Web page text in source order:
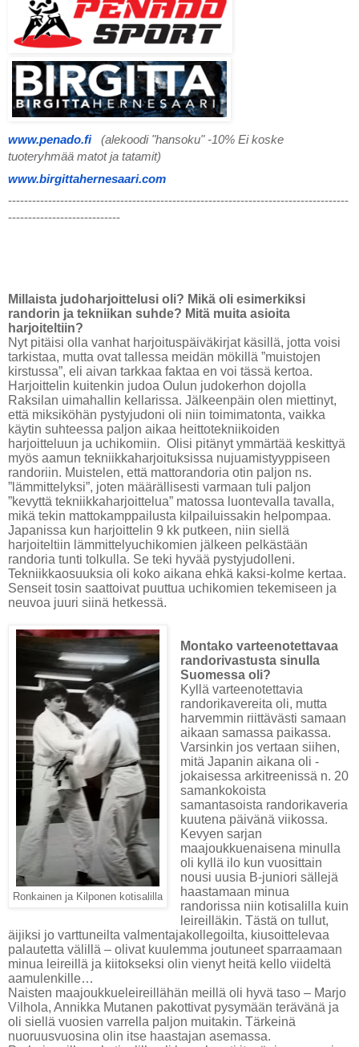
www.penado.fi
(alekoodi "hansoku" -10% Ei koske
tuoteryhmää matot ja tatamit)
www.birgittahernesaari.com
-------------------------------------------------------------------------------------
----------------------------
Millaista judoharjoittelusi oli? Mikä oli esimerkiksi
randorin ja tekniikan suhde? Mitä muita asioita
harjoiteltiin?
Nyt pitäisi olla vanhat harjoituspäiväkirjat käsillä, jotta voisi
tarkistaa, mutta ovat tallessa meidän mökillä ”muistojen
kirstussa”, eli aivan tarkkaa faktaa en voi tässä kertoa.
Harjoittelin kuitenkin judoa Oulun judokerhon dojolla
Raksilan uimahallin kellarissa. Jälkeenpäin olen miettinyt,
että miksiköhän pystyjudoni oli niin toimimatonta, vaikka
käytin suhteessa paljon aikaa heittotekniikoiden
harjoitteluun ja uchikomiin. Olisi pitänyt ymmärtää keskittyä
myös aamun tekniikkaharjoituksissa nujuamistyyppiseen
randoriin. Muistelen, että mattorandoria otin paljon ns.
”lämmittelyksi”, joten määrällisesti varmaan tuli paljon
”kevyttä tekniikkaharjoittelua” matossa luontevalla tavalla,
mikä tekin mattokamppailusta kilpailuissakin helpompaa.
Japanissa kun harjoittelin 9 kk putkeen, niin siellä
harjoiteltiin lämmittelyuchikomien jälkeen pelkästään
randoria tunti tolkulla. Se teki hyvää pystyjudolleni.
Tekniikkaosuuksia oli koko aikana ehkä kaksi-kolme kertaa.
Senseit tosin saattoivat puuttua uchikomien tekemiseen ja
neuvoa juuri siinä hetkessä.
Ronkainen ja Kilponen kotisalilla
Montako varteenotettavaa
randorivastusta sinulla
Suomessa oli?
Kyllä varteenotettavia
randorikavereita oli, mutta
harvemmin riittävästi samaan
aikaan samassa paikassa.
Varsinkin jos vertaan siihen,
mitä Japanin aikana oli -
jokaisessa arkitreenissä n. 20
samankokoista
samantasoista randorikaveria
kuutena päivänä viikossa.
Kevyen sarjan
maajoukkuenaisena minulla
oli kyllä ilo kun vuosittain
nousi uusia B-juniori sällejä
haastamaan minua
randorissa niin kotisalilla kuin
leireilläkin. Tästä on tullut,
äijiksi jo varttuneilta valmentajakollegoilta, kiusoittelevaa
palautetta välillä – olivat kuulemma joutuneet sparraamaan
minua leireillä ja kiitokseksi olin vienyt heitä kello viideltä
aamulenkille…
Naisten maajoukkueleireillähän meillä oli hyvä taso – Marjo
Vilhola, Annikka Mutanen pakottivat pysymään terävänä ja
oli siellä vuosien varrella paljon muitakin. Tärkeinä
nuoruusvuosina olin itse haastajan asemassa.